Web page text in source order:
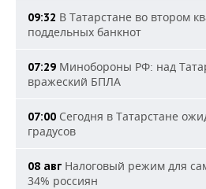
09:32 В Татарстане во втором
поддельных банкнот
07:29 Минобороны РФ: над
вражеский БПЛА
07:00 Сегодня в Татарстане
градусов
08 авг Налоговый режим для
34% россиян